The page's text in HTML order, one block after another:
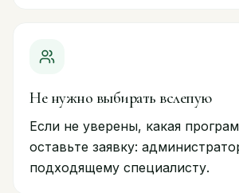
Не нужно выбирать вслепую
Если не уверены, какая
оставьте заявку:
подходящему специалисту.